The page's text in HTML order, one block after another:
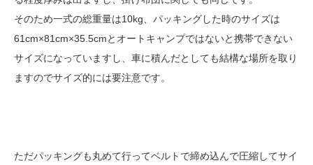
そのため一式の総重量は10kg、パッキングした時のサイズは
61cm×81cm×35.5cmとオートキャンプではないと携帯できない
サイズになっていますし、車に積んだとしても結構な場所を取り
ますのでサイズ的には要注意です。
ただパッキングも丸めて行ってベルトで締め込んで圧縮してサイ